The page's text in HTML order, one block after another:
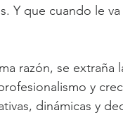
Y que cuando le
razón, se
y
dinámicas y